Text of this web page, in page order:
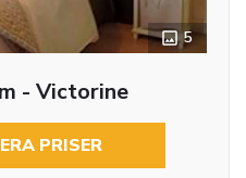
5
- Victorine
PRISER